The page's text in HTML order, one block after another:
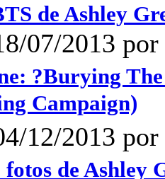
de Ashley
07/2013
?Burying
Campaign)
12/2013
fotos de Ashley